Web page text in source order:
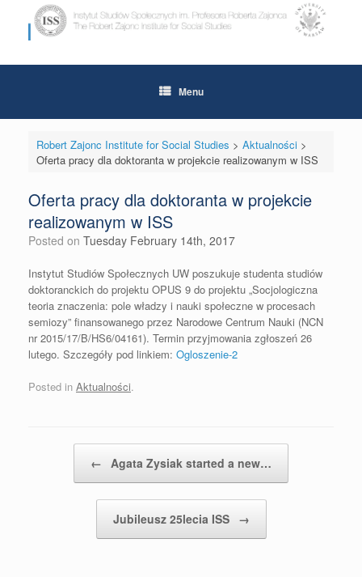
content
Menu
Robert Zajonc Institute for Social Studies > Aktualności>
Oferta pracy dla doktoranta w projekcie realizowanym w ISS
Oferta pracy dla doktoranta w projekcie
realizowanym w ISS
Posted on Tuesday February 14th, 2017
Instytut Studiów Społecznych UW poszukuje studenta studiów
doktoranckich do projektu OPUS 9 do projektu „Socjologiczna
teoria znaczenia: pole władzy i nauki społeczne w procesach
semiozy” finansowanego przez Narodowe Centrum Nauki (NCN
nr 2015/17/B/HS6/04161). Termin przyjmowania zgłoszeń 26
lutego. Szczegóły pod linkiem: Ogloszenie-2
Posted in Aktualności.
← Agata Zysiak started a new…
Jubileusz 25lecia ISS →